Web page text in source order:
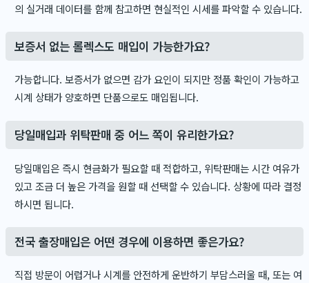
의 실거래 데이터를 함께 참고하면 현실적인 시세를 파악할 수 있습니다.
보증서 없는 롤렉스도 매입이 가능한가요?
가능합니다. 보증서가 없으면 감가 요인이 되지만 정품 확인이 가능하고
시계 상태가 양호하면 단품으로도 매입됩니다.
당일매입과 위탁판매 중 어느 쪽이 유리한가요?
당일매입은 즉시 현금화가 필요할 때 적합하고, 위탁판매는 시간 여유가
있고 조금 더 높은 가격을 원할 때 선택할 수 있습니다. 상황에 따라 결정
하시면 됩니다.
전국 출장매입은 어떤 경우에 이용하면 좋은가요?
직접 방문이 어렵거나 시계를 안전하게 운반하기 부담스러울 때, 또는 여